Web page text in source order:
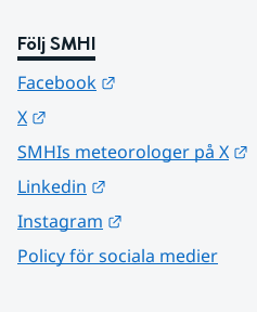
Följ SMHI
Facebook
X
SMHIs meteorologer på X
Linkedin
Instagram
Policy för sociala medier